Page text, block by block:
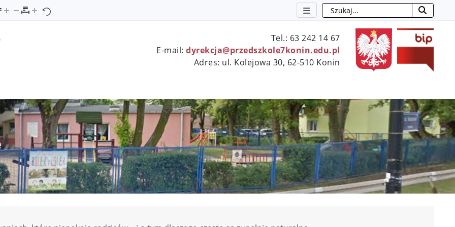
Szukaj
Tel.: 63 242 14 67
E-mail:dyrekcja@przedszkole7konin.edu.pl
Adres: ul. Kolejowa 30, 62-510 Konin